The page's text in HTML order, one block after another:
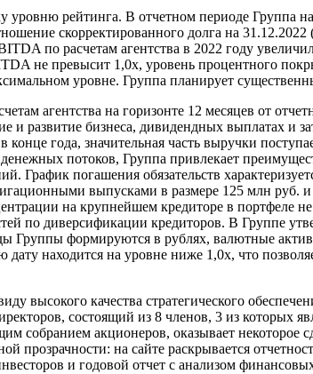
рейтинга. В отчетном периоде Группа
скорректированного долга на
по расчетам агентства в 2022 году
не превысит 1,0х, уровень процентного
уровне. Группа планирует
агентства на горизонте 12 месяцев от
и развитие бизнеса, дивидендных выплатах и
года, значительная часть выручки
потоков, Группа привлекает
График погашения обязательств
выпусками в размере 125 млн
на крупнейшем кредиторе в портфеле
по диверсификации кредиторов. В Группе
Группы формируются в рублях, валютные
находится на уровне ниже 1,0х, что
высокого качества стратегического
состоящий из 8 членов, 3 из
собранием акционеров, оказывает
прозрачности: на сайте раскрывается
и годовой отчет с анализом